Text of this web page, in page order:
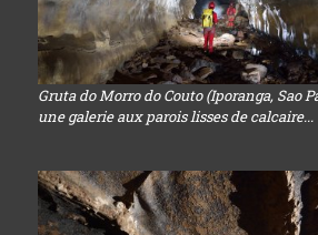
Gruta do Morro do Couto (Iporanga, Sao
une galerie aux parois lisses de calcaire...